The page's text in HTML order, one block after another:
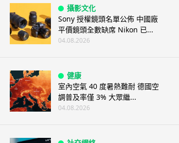
攝影文化
Sony 授權鏡頭名單公佈 中國廠
平價鏡頭全數缺席 Nikon 已...
04.08.2026
健康
室內空氣 40 度暑熱難耐 德國空
調普及率僅 3% 大眾繼...
04.08.2026